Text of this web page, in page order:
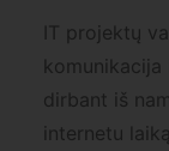
IT projektų
dirbant iš
internetu